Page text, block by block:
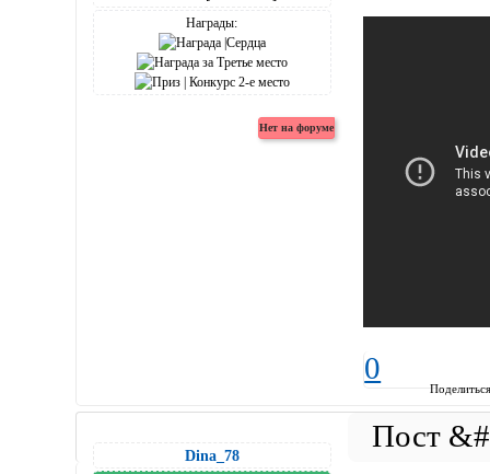
Награды:
0
Dina_78